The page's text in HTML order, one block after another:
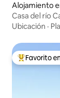
Alojamiento
Casa del río
Ubicación ·
Favorito
Favorito